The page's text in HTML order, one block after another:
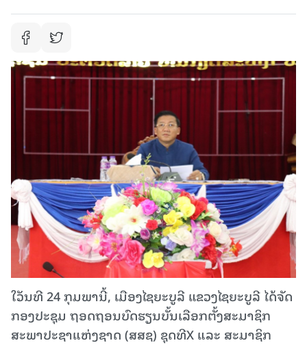
ໃວັນທີ 24 ກຸມພານີ້, ເມືອງໄຊຍະບູລີ ແຂວງໄຊຍະບູລີ ໄດ້ຈັດ
ກອງປະຊຸມ ຖອດຖອນບົດຮຽນບັ້ນເລືອກຕັ້ງສະມາຊິກ
ສະພາປະຊາແຫ່ງຊາດ (ສສຊ) ຊຸດທີX ແລະ ສະມາຊິກ